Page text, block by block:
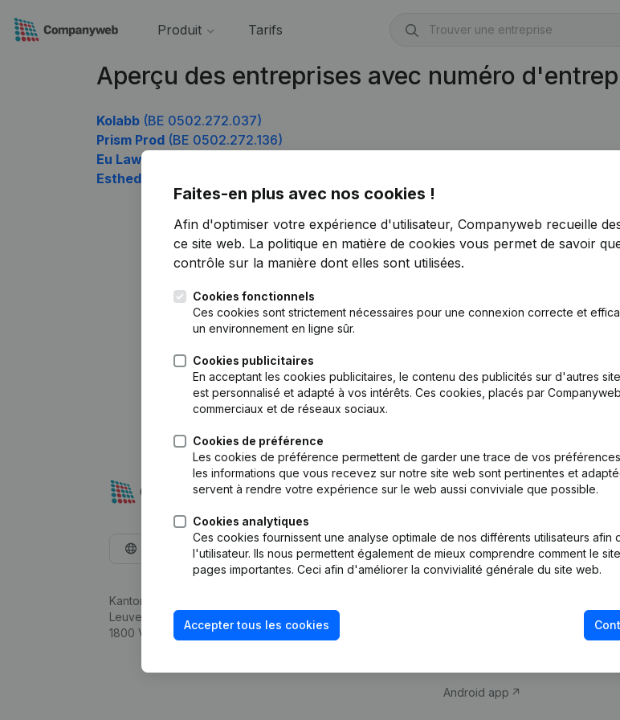
Produit Tarifs
Aperçu des entreprises avec numéro
Kolabb (BE 0502.272.037)
Prism Prod (BE 0502.272.136)
Eu Law Consult
Estheda T & D
Faites-en plus avec nos cookies !
Afin d'optimiser votre expérience d'utilisateur, Companyweb recueille
ce site web. La politique en matière de cookies vous permet de savoir
contrôle sur la manière dont elles sont utilisées.
Cookies fonctionnels
Ces cookies sont strictement nécessaires pour une connexion correcte et
un environnement en ligne sûr.
Cookies publicitaires
En acceptant les cookies publicitaires, le contenu des publicités sur d'autres
est personnalisé et adapté à vos intérêts. Ces cookies, placés par
commerciaux et de réseaux sociaux.
Cookies de préférence
Les cookies de préférence permettent de garder une trace de vos
les informations que vous recevez sur notre site web sont pertinentes et
servent à rendre votre expérience sur le web aussi conviviale que possible.
Cookies analytiques
Ces cookies fournissent une analyse optimale de nos différents utilisateurs
l'utilisateur. Ils nous permettent également de mieux comprendre comment le
pages importantes. Ceci afin d'améliorer la convivialité générale du site web.
Accepter tous les cookies
Français
Kantorenpark Everest
Leuvensesteenweg 248D,
1800 Vilvoorde
Produit
d’entreprise
Monitoring
Android app